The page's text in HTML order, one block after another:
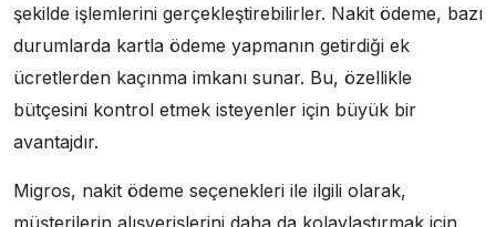
şekilde işlemlerini gerçekleştirebilirler. Nakit ödeme, bazı
durumlarda kartla ödeme yapmanın getirdiği ek
ücretlerden kaçınma imkanı sunar. Bu, özellikle
bütçesini kontrol etmek isteyenler için büyük bir
avantajdır.
Migros, nakit ödeme seçenekleri ile ilgili olarak,
müşterilerin alışverişlerini daha da kolaylaştırmak için